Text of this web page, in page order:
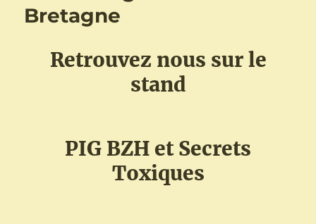
Rennes
octobre
Bretagne
Retrouvez nous sur le
stand
PIG BZH et Secrets
Toxiques